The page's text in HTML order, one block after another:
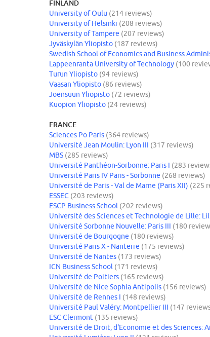
FINLAND
University of Oulu (214 reviews)
University of Helsinki (208 reviews)
University of Tampere (207 reviews)
Jyväskylän Yliopisto (187 reviews)
Swedish School of Economics and Business
Lappeenranta University of Technology (100
Turun Yliopisto (94 reviews)
Vaasan Yliopisto (86 reviews)
Joensuun Yliopisto (72 reviews)
Kuopion Yliopisto (24 reviews)
FRANCE
Sciences Po Paris (364 reviews)
Université Jean Moulin: Lyon III (317 reviews)
MBS (285 reviews)
Université Panthéon-Sorbonne: Paris I (283
Université Paris IV Paris - Sorbonne (268 reviews)
Université de Paris - Val de Marne (Paris XII) (225
ESSEC (203 reviews)
ESCP Business School (202 reviews)
Université des Sciences et Technologie de Lille:
Université Sorbonne Nouvelle: Paris III (180
Université de Bourgogne (180 reviews)
Université Paris X - Nanterre (175 reviews)
Université de Nantes (173 reviews)
ICN Business School (171 reviews)
Université de Poitiers (165 reviews)
Université de Nice Sophia Antipolis (156 reviews)
Université de Rennes I (148 reviews)
Université Paul Valéry: Montpellier III (147
ESC Clermont (135 reviews)
Université de Droit, d'Economie et des Sciences: